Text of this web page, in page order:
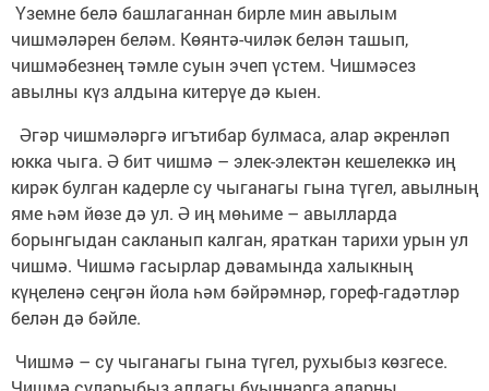
Үземне белә башлаганнан бирле мин авылым
чишмәләрен беләм. Көянтә-чиләк белән ташып,
чишмәбезнең тәмле суын эчеп үстем. Чишмәсез
авылны күз алдына китерүе дә кыен.
Әгәр чишмәләргә игътибар булмаса, алар әкренләп
юкка чыга. Ә бит чишмә – элек-электән кешелеккә иң
кирәк булган кадерле су чыганагы гына түгел, авылның
яме һәм йөзе дә ул. Ә иң мөһиме – авылларда
борынгыдан сакланып калган, яраткан тарихи урын ул
чишмә. Чишмә гасырлар дәвамында халыкның
күңеленә сеңгән йола һәм бәйрәмнәр, гореф-гадәтләр
белән дә бәйле.
Чишмә – су чыганагы гына түгел, рухыбыз көзгесе.